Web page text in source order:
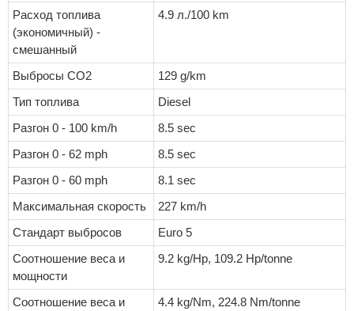
Расход топлива
(экономичный) -
смешанный
4.9 л./100 km
Выбросы CO2
129 g/km
Тип топлива
Diesel
Разгон 0 - 100 km/h
8.5 sec
Разгон 0 - 62 mph
8.5 sec
Разгон 0 - 60 mph
8.1 sec
Максимальная скорость
227 km/h
Стандарт выбросов
Euro 5
Соотношение веса и
мощности
9.2 kg/Hp, 109.2 Hp/tonne
Соотношение веса и
4.4 kg/Nm, 224.8 Nm/tonne